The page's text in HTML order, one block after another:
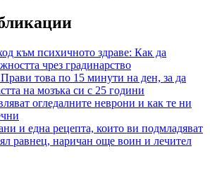
към психичното здраве: Как да
чрез градинарство
Прави това по 15 минути на ден, за да
на мозъка си с 25 години
огледалните неврони и как те ни
и една рецепта, които ви подмладяват
равнец, наричан още воин и лечител